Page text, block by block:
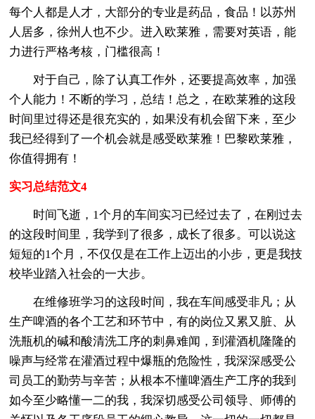
每个人都是人才，大部分的专业是药品，食品！以苏州
人居多，徐州人也不少。进入欧莱雅，需要对英语，能
力进行严格考核，门槛很高！
对于自己，除了认真工作外，还要提高效率，加强
个人能力！不断的学习，总结！总之，在欧莱雅的这段
时间里过得还是很充实的，如果没有机会留下来，至少
我已经得到了一个机会就是感受欧莱雅！巴黎欧莱雅，
你值得拥有！
实习总结范文4
时间飞逝，1个月的车间实习已经过去了，在刚过去
的这段时间里，我学到了很多，成长了很多。可以说这
短短的1个月，不仅仅是在工作上迈出的小步，更是我技
校毕业踏入社会的一大步。
在维修班学习的这段时间，我在车间感受非凡；从
生产啤酒的各个工艺和环节中，有的岗位又累又脏、从
洗瓶机的碱和酸清洗工序的刺鼻难闻，到灌酒机隆隆的
噪声与经常在灌酒过程中爆瓶的危险性，我深深感受公
司员工的勤劳与辛苦；从根本不懂啤酒生产工序的我到
如今至少略懂一二的我，我深切感受公司领导、师傅的